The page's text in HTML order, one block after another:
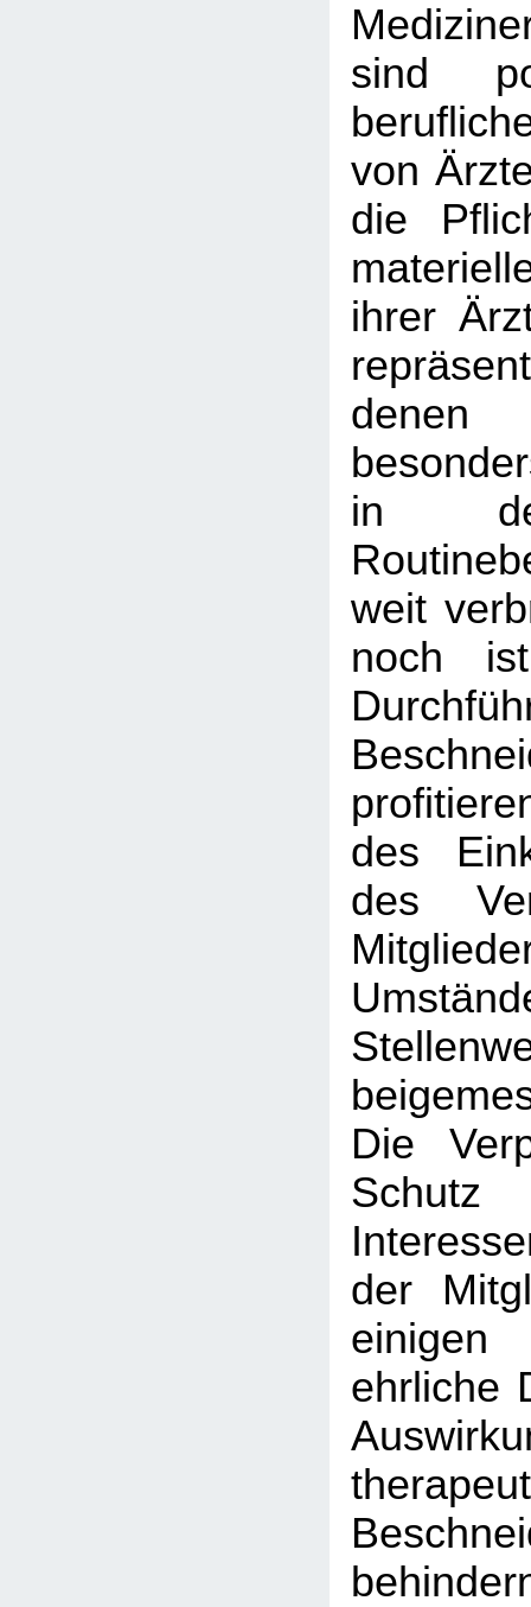
sind
von
die
ihrer
in
weit
noch
des
des
Die
der
ehrliche